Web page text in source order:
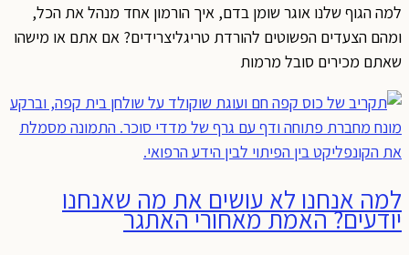
למה הגוף שלנו אוגר שומן בדם, איך הורמון אחד מנהל את הכל,
ומהם הצעדים הפשוטים להורדת טריגליצרידים? אם אתם או מישהו
שאתם מכירים סובל מרמות
למה אנחנו לא עושים את מה שאנחנו
יודעים? האמת מאחורי האתגר